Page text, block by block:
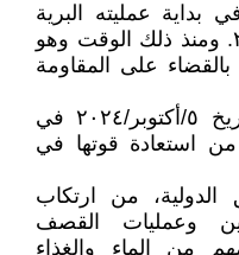
بداية عمليته البرية
العسكرية في أواخر أكتوبر/٢٠٢٣. ومنذ ذلك الوقت وهو
على المقاومة
وقد بدأ الجيش عملية برية بتاريخ ٥/أكتوبر/٢٠٢٤ في
استعادة قوتها في
الدولية، من ارتكاب
وعمليات القصف
من الماء والغذاء